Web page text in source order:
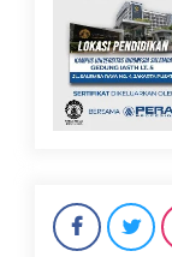
8
8